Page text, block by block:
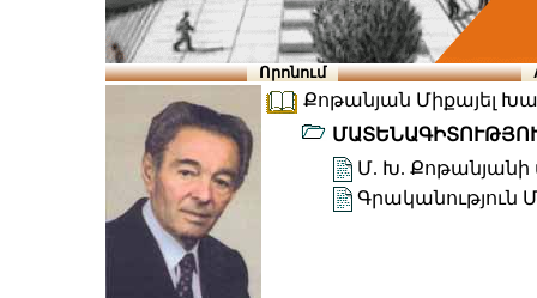
Որոնում
Քոթանյան Միքայել
Մ. Խ. Քոթանյանի
Գրականություն